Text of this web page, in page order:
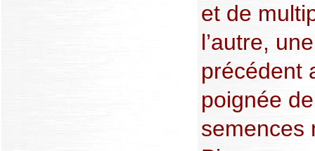
et de
l’autre,
précédent
poignée
semences